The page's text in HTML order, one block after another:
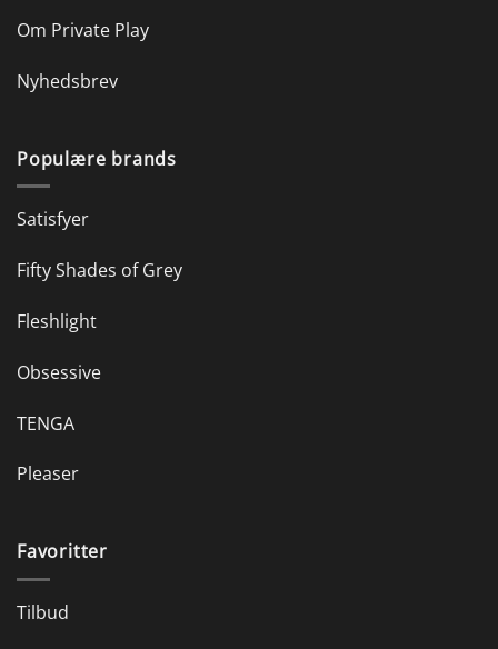
Om Private Play
Nyhedsbrev
Populære brands
Satisfyer
Fifty Shades of Grey
Fleshlight
Obsessive
TENGA
Pleaser
Favoritter
Tilbud